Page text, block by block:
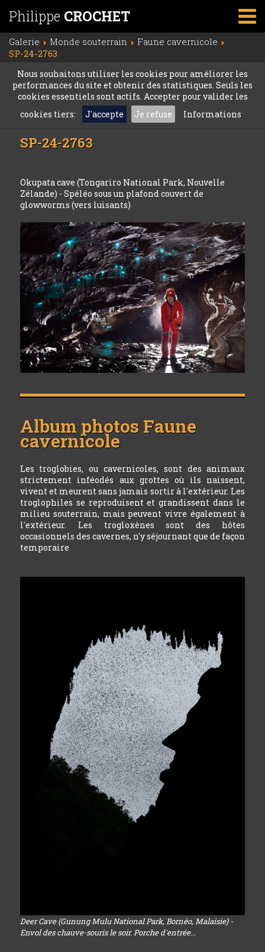
Philippe CROCHET
Galerie Monde souterrain
Faune cavernicole
SP-24-2763
Nous souhaitons utiliser les cookies pour améliorer les
performances du site et obtenir des statistiques. Seuls les
cookies essentiels sont actifs. Accepter pour valider les
cookies tiers:
J'accepte Je refuse Informations
SP-24-2763
Okupata cave (Tongariro National Park, Nouvelle
Zélande) - Spéléo sous un plafond couvert de
glowworms (vers luisants)
Album photos Faune
cavernicole
Les troglobies, ou cavernicoles, sont des animaux
strictement inféodés aux grottes où ils naissent,
vivent et meurent sans jamais sortir à l'extérieur. Les
troglophiles se reproduisent et grandissent dans le
milieu souterrain, mais peuvent vivre également à
l'extérieur. Les trogloxènes sont des hôtes
occasionnels des cavernes, n'y séjournant que de façon
temporaire
Deer Cave (Gunung Mulu National Park, Bornéo, Malaisie) -
Envol des chauve-souris le soir. Porche d'entrée...